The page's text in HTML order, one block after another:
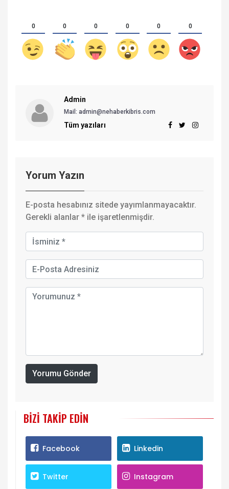
0 0 0 0 0 0
Admin
Mail: admin@nehaberkibris.com
Tüm yazıları
Yorum Yazın
E-posta hesabınız sitede yayımlanmayacaktır.
Gerekli alanlar * ile işaretlenmişdir.
Yorumu Gönder
BIZI TAKIP EDIN
Facebook Linkedin
Twitter Instagram